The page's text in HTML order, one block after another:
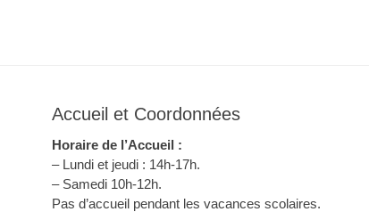
Accueil et Coordonnées
Horaire de l’Accueil :
– Lundi et jeudi : 14h-17h.
– Samedi 10h-12h.
Pas d’accueil pendant les vacances scolaires.